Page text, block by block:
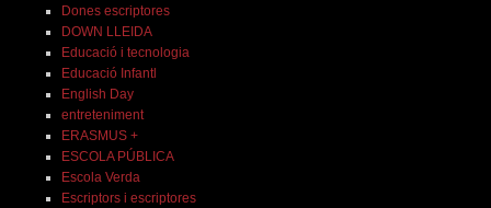
Dones escriptores
DOWN LLEIDA
Educació i tecnologia
Educació Infantl
English Day
entreteniment
ERASMUS +
ESCOLA PÚBLICA
Escola Verda
Escriptors i escriptores